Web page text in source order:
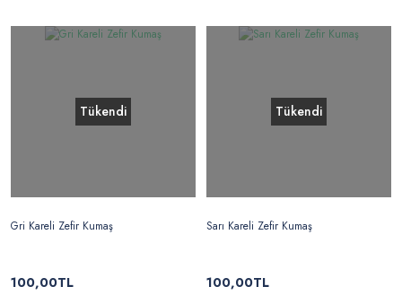
Tükendi
Gri Kareli Zefir Kumaş
100,00TL
Tükendi
Sarı Kareli Zefir Kumaş
100,00TL